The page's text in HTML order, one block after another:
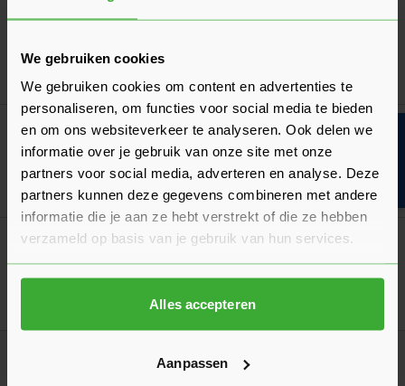
We gebruiken cookies
We gebruiken cookies om content en advertenties te
personaliseren, om functies voor social media te bieden
en om ons websiteverkeer te analyseren. Ook delen we
informatie over je gebruik van onze site met onze
partners voor social media, adverteren en analyse. Deze
partners kunnen deze gegevens combineren met andere
informatie die je aan ze hebt verstrekt of die ze hebben
verzameld op basis van je gebruik van hun services.
Alles accepteren
Aanpassen
Koramic Vorstenhoed 5500
Koramic Halfronde Vorst Vario
Verkrijgbaar in 26 kleuren
Vanaf10,96per stuk Ga
Koramic Halfronde Begin-/Eindvorst Vario
Verkrijgbaar in 26 kleuren
45,90per stuk
Goed voorbereid aan de slag